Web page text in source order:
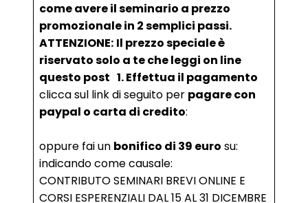
come avere il seminario a prezzo
promozionale in 2 semplici passi.
ATTENZIONE: Il prezzo speciale è
riservato solo a te che leggi on line
questo post 1. Effettua il pagamento
clicca sul link di seguito per pagare con
paypal o carta di credito:
oppure fai un bonifico di 39 euro su:
indicando come causale:
CONTRIBUTO SEMINARI BREVI ONLINE E
CORSI ESPERENZIALI DAL 15 AL 31 DICEMBRE